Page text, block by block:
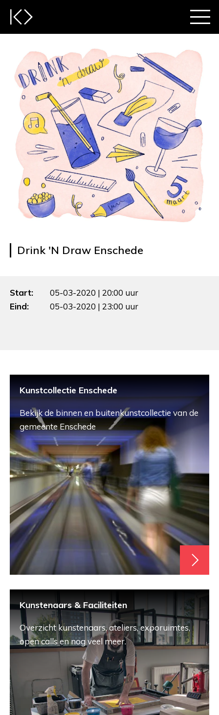
Drink 'N Draw Enschede
Start:
05-03-2020 | 20:00 uur
Eind:
05-03-2020 | 23:00 uur
Kunstcollectie Enschede
Bekijk de binnen en buitenkunstcollectie van de
gemeente Enschede
Kunstenaars & Faciliteiten
Overzicht kunstenaars, ateliers, exporuimtes,
open calls en nog veel meer.